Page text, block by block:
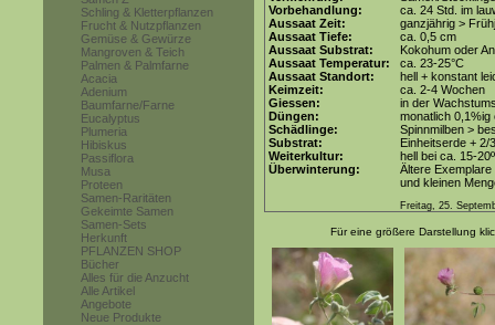
Schling & Kletterpflanzen
Frucht & Nutzpflanzen
Gemüse & Gewürze
Mangroven & Teich
Palmen & Palmfarne
Acacia
Adenium
Baumfarne/Farne
Eucalyptus
Plumeria
Hibiskus
Passiflora
Musa
Proteen
Samen-Raritäten
Gekeimte Samen
Samen-Sets
Herkunft
PFLANZEN SHOP
Bücher
Alles für die Anzucht
Alle Artikel
Angebote
Neue Produkte
Vorbehandlung:
ca. 24 Std. im
Aussaat Zeit:
ganzjährig >
Aussaat Tiefe:
ca. 0,5 cm
Aussaat Substrat:
Kokohum oder
Aussaat Temperatur:
ca. 23-25°C
Aussaat Standort:
hell + konstant
Keimzeit:
ca. 2-4 Wochen
Giessen:
in der
Düngen:
monatlich
Schädlinge:
Spinnmilben >
Substrat:
Einheitserde + 2/
Weiterkultur:
hell bei ca. 15-
Überwinterung:
Ältere
und kleinen
Freitag, 25.
Für eine größere Darstellung